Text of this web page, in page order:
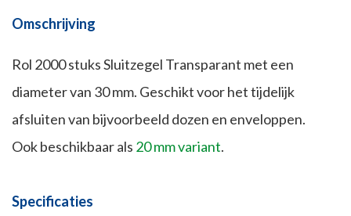
Omschrijving
Rol 2000 stuks Sluitzegel Transparant met een
diameter van 30 mm. Geschikt voor het tijdelijk
afsluiten van bijvoorbeeld dozen en enveloppen.
Ook beschikbaar als 20 mm variant.
Specificaties